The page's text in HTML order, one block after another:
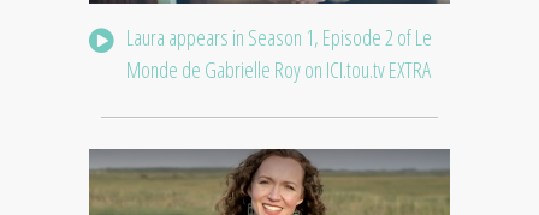
Laura appears in Season 1, Episode 2 of Le
Monde de Gabrielle Roy on ICI.tou.tv EXTRA